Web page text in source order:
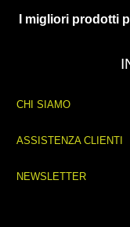
I migliori prodotti
CHI SIAMO
ASSISTENZA CLIENTI
NEWSLETTER